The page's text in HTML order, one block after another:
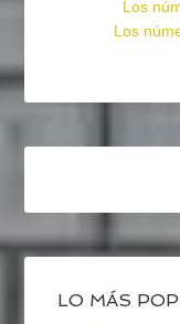
Los
Los
LO MÁS